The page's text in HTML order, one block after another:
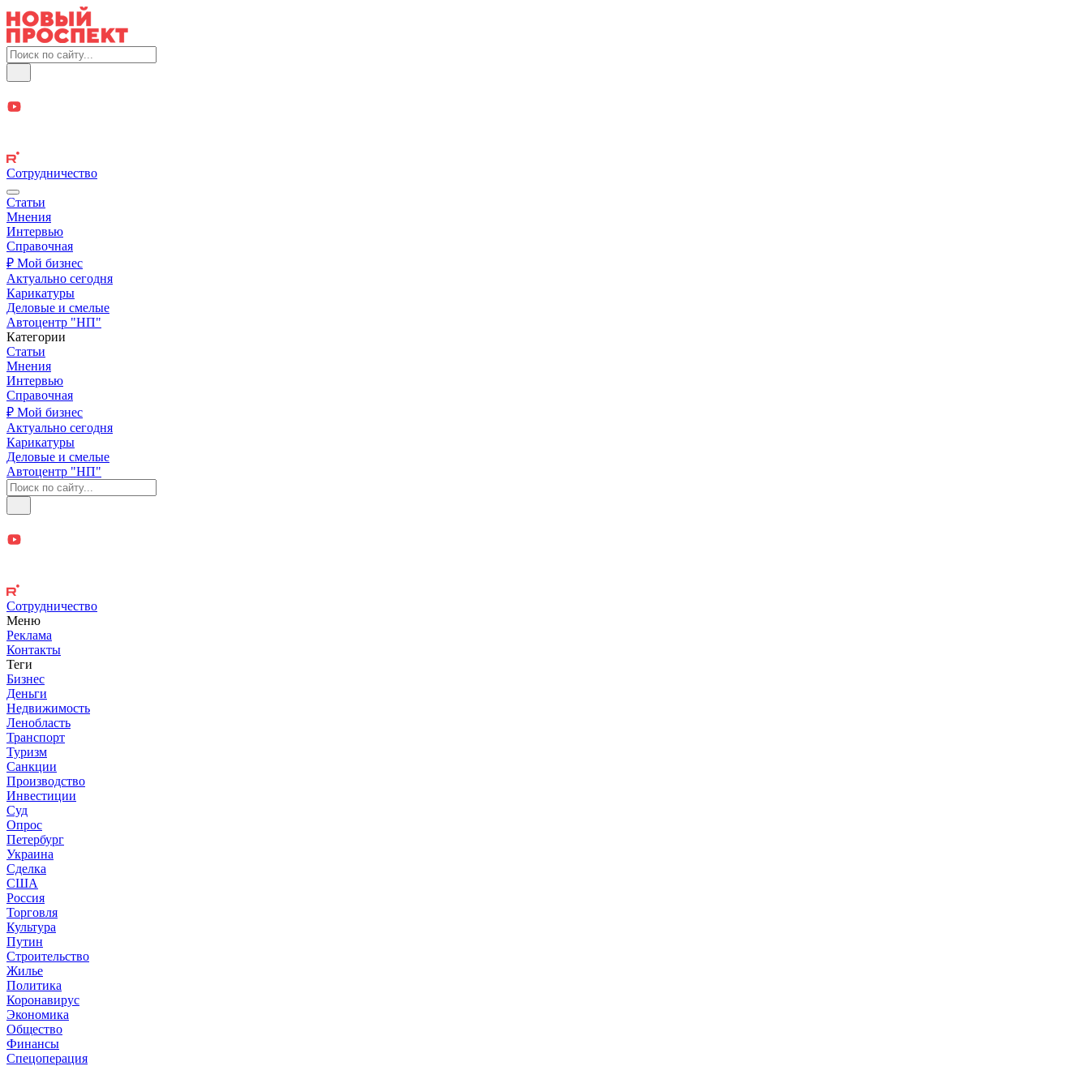
Сотрудничество
Статьи
Мнения
Интервью
Справочная
₽ Мой бизнес
Актуально сегодня
Карикатуры
Деловые и смелые
Автоцентр "НП"
Категории
Статьи
Мнения
Интервью
Справочная
₽ Мой бизнес
Актуально сегодня
Карикатуры
Деловые и смелые
Автоцентр "НП"
Сотрудничество
Меню
Реклама
Контакты
Теги
Бизнес
Деньги
Недвижимость
Ленобласть
Транспорт
Туризм
Санкции
Производство
Инвестиции
Суд
Опрос
Петербург
Украина
Сделка
США
Россия
Торговля
Культура
Путин
Строительство
Жилье
Политика
Коронавирус
Экономика
Общество
Финансы
Спецоперация